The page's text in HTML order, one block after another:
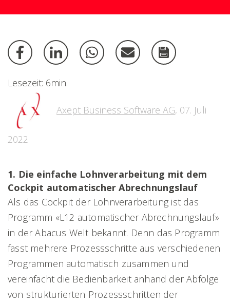
Lesezeit: 6min.
Axept Business Software AG, 07. Juli
2022
1. Die einfache Lohnverarbeitung mit dem
Cockpit automatischer Abrechnungslauf
Als das Cockpit der Lohnverarbeitung ist das
Programm «L12 automatischer Abrechnungslauf»
in der Abacus Welt bekannt. Denn das Programm
fasst mehrere Prozessschritte aus verschiedenen
Programmen automatisch zusammen und
vereinfacht die Bedienbarkeit anhand der Abfolge
von strukturierten Prozessschritten der